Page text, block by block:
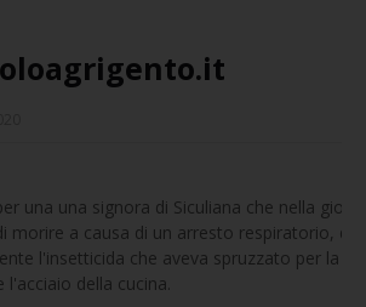
una una signora di Siculiana che nella
morire a causa di un arresto respiratorio,
l'insetticida che aveva spruzzato per la
l'acciaio della cucina.